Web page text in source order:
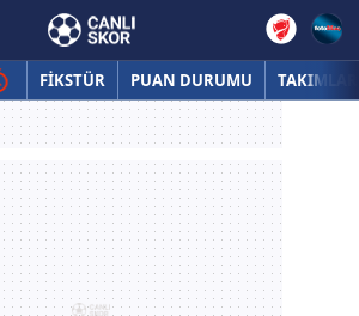
FİKSTÜR PUAN DURUMU TAKIMLAR